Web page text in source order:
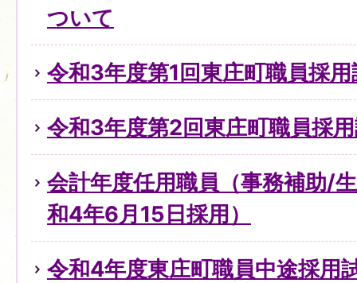
ついて
令和3年度第1回東庄町職員採用
令和3年度第2回東庄町職員採
会計年度任用職員（事務補助/
和4年6月15日採用）
令和4年度東庄町職員中途採用